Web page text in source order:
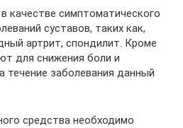
качестве симптоматического
суставов, таких как,
артрит, спондилит. Кроме
для снижения боли и
течение заболевания данный
средства необходимо